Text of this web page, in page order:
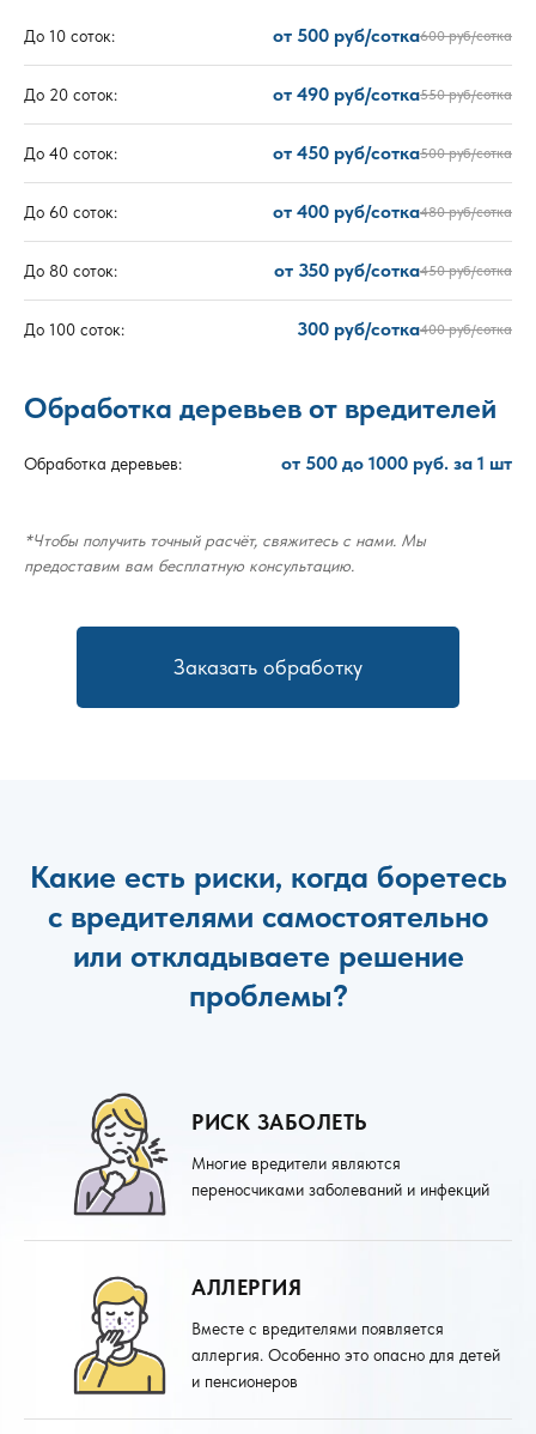
До 10 соток: от 500 руб/сотка600 руб/сотка
До 20 соток: от 490 руб/сотка550 руб/сотка
До 40 соток: от 450 руб/сотка500 руб/сотка
До 60 соток: от 400 руб/сотка480 руб/сотка
До 80 соток: от 350 руб/сотка450 руб/сотка
До 100 соток: 300 руб/сотка400 руб/сотка
Обработка деревьев от вредителей
Обработка деревьев: от 500 до 1000 руб. за 1 шт
*Чтобы получить точный расчёт, свяжитесь с нами. Мы
предоставим вам бесплатную консультацию.
Заказать обработку
Какие есть риски, когда боретесь
с вредителями самостоятельно
или откладываете решение
проблемы?
РИСК ЗАБОЛЕТЬ
Многие вредители являются
переносчиками заболеваний и инфекций
АЛЛЕРГИЯ
Вместе с вредителями появляется
аллергия. Особенно это опасно для детей
и пенсионеров